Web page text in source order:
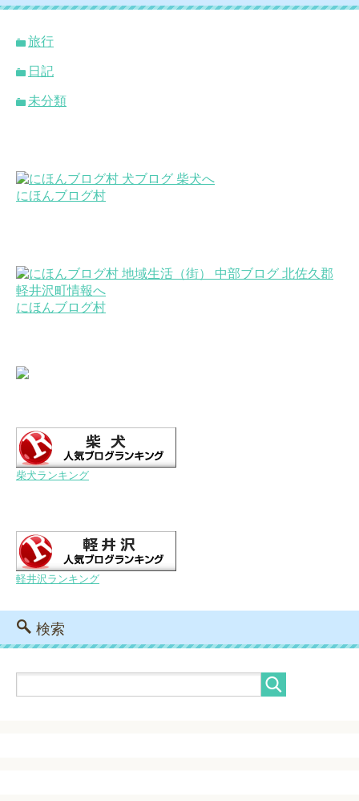
旅行
日記
未分類
にほんブログ村
にほんブログ村
柴犬ランキング
軽井沢ランキング
検索